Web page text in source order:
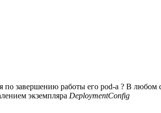
по завершению работы его pod-а ? В любом
экземпляра DeploymentConfig